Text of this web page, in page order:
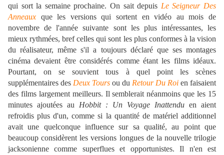
qui sort la semaine prochaine. On sait depuis Le Seigneur Des
Anneaux que les versions qui sortent en vidéo au mois de
novembre de l'année suivante sont les plus intéressantes, les
mieux rythmées, bref celles qui sont les plus conformes à la vision
du réalisateur, même s'il a toujours déclaré que ses montages
cinéma devaient être considérés comme étant les films idéaux.
Pourtant, on se souvient tous à quel point les scènes
supplémentaires des Deux Tours ou du Retour Du Roi en faisaient
des films largement meilleurs. Il semblerait néanmoins que les 15
minutes ajoutées au Hobbit : Un Voyage Inattendu en aient
refroidis plus d'un, comme si la quantité de matériel additionnel
avait une quelconque influence sur sa qualité, au point que
beaucoup considèrent les versions longues de la nouvelle trilogie
jacksonienne comme superflues et opportunistes. Il n'en est